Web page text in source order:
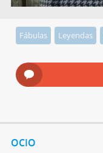
Fábulas Leyendas
OCIO